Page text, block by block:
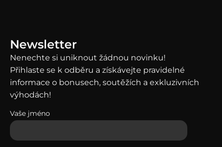
Newsletter
Nenechte si uniknout žádnou novinku!
Přihlaste se k odběru a získávejte pravidelné
informace o bonusech, soutěžích a exkluzivních
výhodách!
Vaše jméno